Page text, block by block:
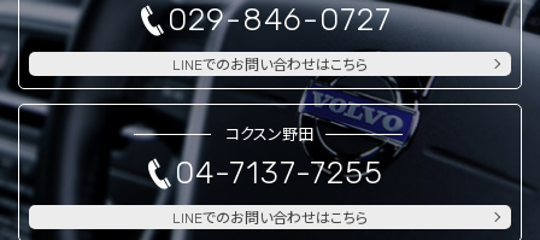
029-846-0727
LINEでのお問い合わせはこちら
コクスン野田
04-7137-7255
LINEでのお問い合わせはこちら